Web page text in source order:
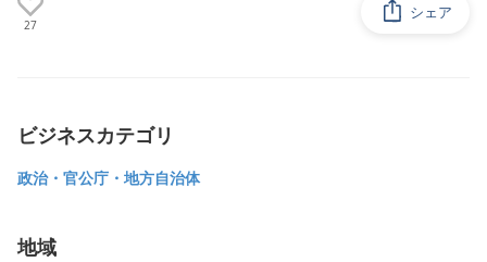
27
シェア
ビジネスカテゴリ
政治・官公庁・地方自治体
地域